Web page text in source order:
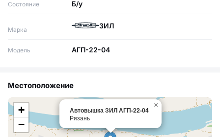
Состояние Б/у
Марка ЗИЛ
Модель АГП-22-04
Местоположение
Автовышка ЗИЛ АГП-22-04
Рязань
×
+
−